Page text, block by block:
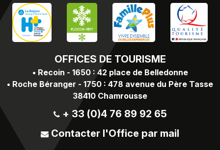
OFFICES DE TOURISME
• Recoin - 1650 : 42 place de Belledonne
• Roche Béranger - 1750 : 478 avenue du Père Tasse
38410 Chamrousse
+ 33 (0)4 76 89 92 65
Contacter l'Office par mail